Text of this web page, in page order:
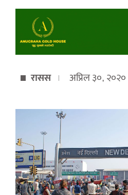
रासस अप्रिल ३०, २०२०